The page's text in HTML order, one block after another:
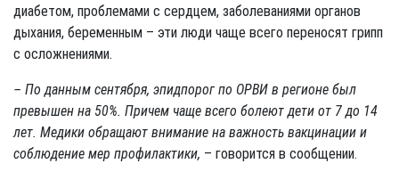
диабетом, проблемами с сердцем, заболеваниями органов
дыхания, беременным – эти люди чаще всего переносят грипп
с осложнениями.
– По данным сентября, эпидпорог по ОРВИ в регионе был
превышен на 50%. Причем чаще всего болеют дети от 7 до 14
лет. Медики обращают внимание на важность вакцинации и
соблюдение мер профилактики, – говорится в сообщении.